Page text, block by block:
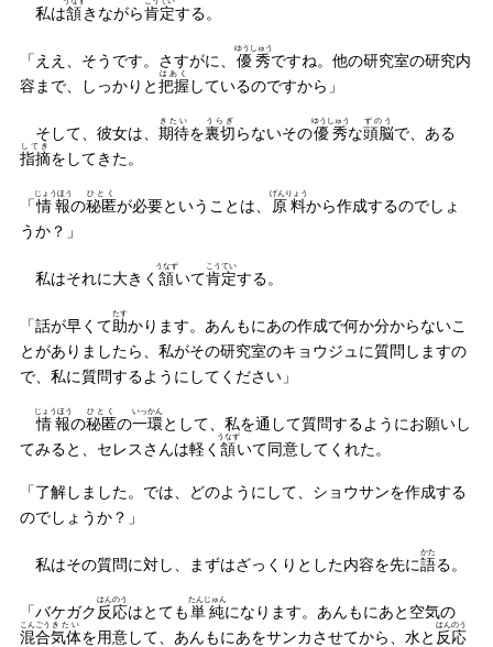
私は頷きながら肯定する。
「ええ、そうです。さすがに、 優秀
ゆうしゅう
ですね。他の研究室の研究内
容まで、しっかりと把握
はあく
しているのですから」
そして、彼女は、 期待
きたい
を裏切
うらぎ
らないその優秀
ゆうしゅう
な頭脳
ずのう
で、ある
指摘
してき
をしてきた。
「情報
じょうほう
の秘匿
ひとく
が必要ということは、 原料
げんりょう
から作成するのでしょ
うか？」
私はそれに大きく 頷
うなず
いて肯定
こうてい
する。
「話が早くて助
たす
かります。あんもにあの作成で何か分からないこ
とがありましたら、私がその研究室のキョウジュに質問しますの
で、私に質問するようにしてください」
情報
じょうほう
の秘匿
ひとく
の一環
いっかん
として、私を通して質問するようにお願いし
てみると、セレスさんは軽く 頷
うなず
いて同意してくれた。
「了解しました。では、どのようにして、ショウサンを作成する
のでしょうか？」
私はその質問に対し、まずはざっくりとした内容を先に語
かた
る。
「バケガク 反応
はんのう
はとても単純
たんじゅん
になります。あんもにあと空気の
混合
こんごう
気体
きたい
を用意して、あんもにあをサンカさせてから、水と 反応
はんのう